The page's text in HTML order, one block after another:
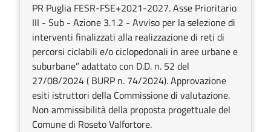
PR Puglia FESR-FSE+2021-2027. Asse Prioritario
III - Sub - Azione 3.1.2 - Avviso per la selezione di
interventi finalizzati alla realizzazione di reti di
percorsi ciclabili e/o ciclopedonali in aree urbane e
suburbane” adattato con D.D. n. 52 del
27/08/2024 ( BURP n. 74/2024). Approvazione
esiti istruttori della Commissione di valutazione.
Non ammissibilità della proposta progettuale del
Comune di Roseto Valfortore.